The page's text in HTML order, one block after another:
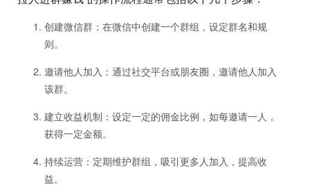
创建微信群 ：在微信中创建一个群组，设定群名和规
则。
邀请他人加入 ：通过社交平台或朋友圈，邀请他人加入
该群。
建立收益机制 ：设定一定的佣金比例，如每邀请一人，
获得一定金额。
持续运营 ：定期维护群组，吸引更多人加入，提高收
益。